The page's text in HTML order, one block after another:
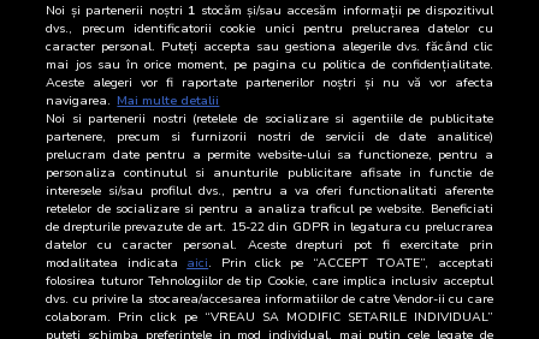
Ianuarie - Martie 2011
Perioada de Audit
Nr.
Apariții
Brut
Tiraj brut pe apariție
Ianuarie 21 126.000 6.000,0
Februarie 20 120.000 6.000,0
Martie 23 138.000 6.000,0
Total 64 384.000
Noi și partenerii noștri 1 stocăm și/sau accesăm informații pe dispozitivul
dvs., precum identificatorii cookie unici pentru prelucrarea datelor cu
caracter personal. Puteți accepta sau gestiona alegerile dvs. făcând clic
mai jos sau în orice moment, pe pagina cu politica de confidențialitate.
Aceste alegeri vor fi raportate partenerilor noștri și nu vă vor afecta
navigarea. Mai multe detalii
Noi si partenerii nostri (retelele de socializare si agentiile de publicitate
partenere, precum si furnizorii nostri de servicii de date analitice)
prelucram date pentru a permite website-ului sa functioneze, pentru a
personaliza continutul si anunturile publicitare afisate in functie de
interesele si/sau profilul dvs., pentru a va oferi functionalitati aferente
retelelor de socializare si pentru a analiza traficul pe website. Beneficiati
de drepturile prevazute de art. 15-22 din GDPR in legatura cu prelucrarea
datelor cu caracter personal. Aceste drepturi pot fi exercitate prin
modalitatea indicata aici. Prin click pe “ACCEPT TOATE”, acceptati
folosirea tuturor Tehnologiilor de tip Cookie, care implica inclusiv acceptul
dvs. cu privire la stocarea/accesarea informatiilor de catre Vendor-ii cu care
colaboram. Prin click pe “VREAU SA MODIFIC SETARILE INDIVIDUAL”
puteti schimba preferintele in mod individual, mai putin cele legate de